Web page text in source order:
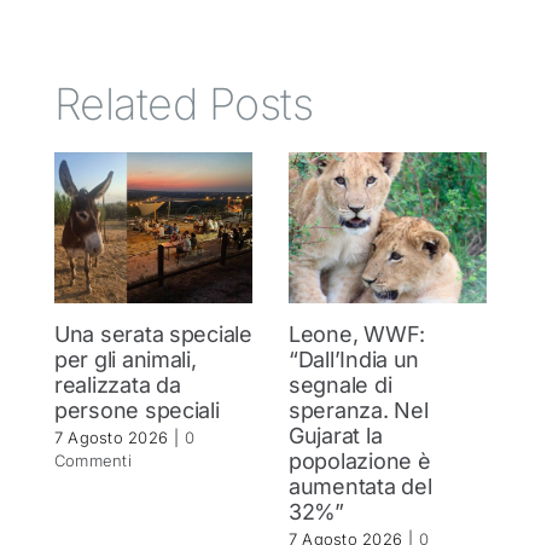
Related Posts
Una serata speciale
per gli animali,
realizzata da
persone speciali
7 Agosto 2026
0
Commenti
Leone, WWF:
“Dall’India un
segnale di
speranza. Nel
Gujarat la
popolazione è
aumentata del
32%”
7 Agosto 2026 0